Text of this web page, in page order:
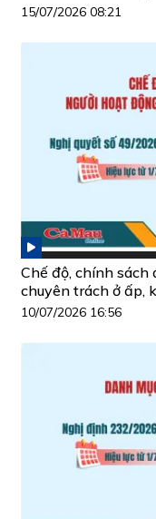
15/07/2026 08:21
Chế độ, chính
chuyên trách ở ấp,
10/07/2026 16:56